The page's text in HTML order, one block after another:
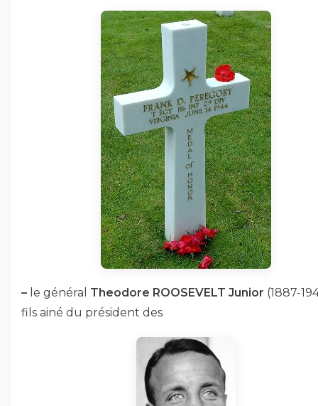
– le général Theodore ROOSEVELT Junior (1887-
fils ainé du président des